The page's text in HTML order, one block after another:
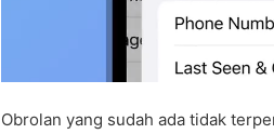
Obrolan yang sudah ada tidak